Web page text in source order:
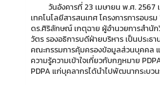
วันอังคารที่ 23 เมษายน พ.ศ. 2567 เ
เทคโนโลยีสารสนเทศ โครงการการอบ
ดร.ศิริลักษณ์ เกตุฉาย ผู้อำนวยการสำนั
วัตร รองอธิการบดีฝ่ายบริหาร เป็นประธ
คณะกรรมการคุ้มครองข้อมูลส่วนบุคคล
ความรู้ความเข้าใจเกี่ยวกับกฎหมาย
PDPA แก่บุคลากรได้นำไปพัฒนากระบว